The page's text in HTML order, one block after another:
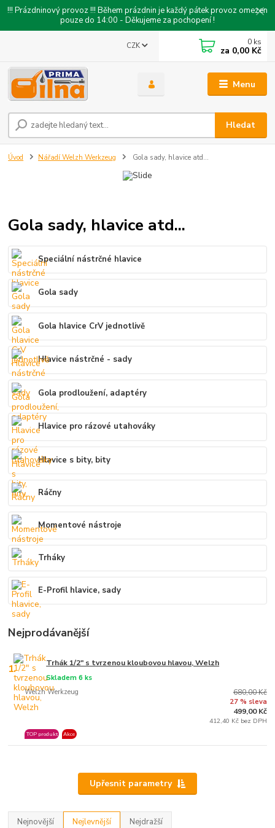
!!! Prázdninový provoz !!! Během prázdnin je každý pátek provoz omezen
pouze do 14:00 - Děkujeme za pochopení !
Menu
CZK
Hledat
0 ks
za 0,00 Kč
Úvod Nářadí Welzh Werkzeug Gola sady, hlavice atd...
Gola sady, hlavice atd...
Speciální nástrčné hlavice
Gola sady
Gola hlavice CrV jednotlivě
Hlavice nástrčné - sady
Gola prodloužení, adaptéry
Hlavice pro rázové utahováky
Hlavice s bity, bity
Ráčny
Momentové nástroje
Trháky
E-Profil hlavice, sady
Nejprodávanější
1. Trhák 1/2" s tvrzenou kloubovou hlavou, Welzh
Welzh Werkzeug
Skladem 6 ks
TOP produkt Akce
680,00 Kč
27 % sleva
499,00 Kč
412,40 Kč bez DPH
Upřesnit parametry
Nejnovější Nejlevnější Nejdražší